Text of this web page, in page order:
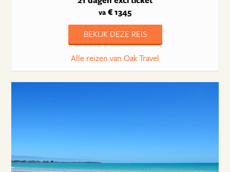
va € 1345
BEKIJK DEZE REIS
Alle reizen van Oak Travel